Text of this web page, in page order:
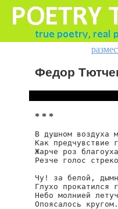
Федор
* * *
В душном воздуха
Как предчувствие
Жарче роз
Резче голос
Чу! за белой,
Глухо прокатился
Небо молнией
Опоясалось